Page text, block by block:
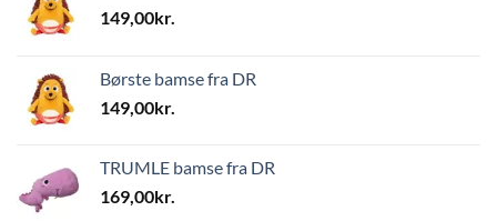
149,00kr.
Børste bamse fra DR
149,00kr.
TRUMLE bamse fra DR
169,00kr.